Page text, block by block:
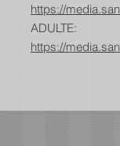
https://
ADULTE:
https://